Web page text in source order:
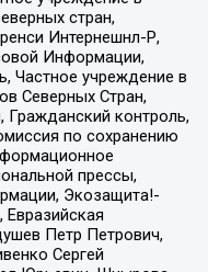
стран,
Интернешнл-Р,
Информации,
Частное учреждение в
Северных Стран,
контроль,
по сохранению
прессы,
Экозащита!-
Петр Петрович,
Сергей